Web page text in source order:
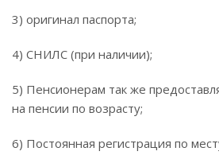
3) оригинал паспорта;
4) СНИЛС (при наличии);
5) Пенсионерам так же
на пенсии по возрасту;
6) Постоянная регистрация по